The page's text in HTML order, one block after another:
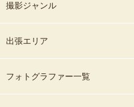
撮影ジャンル
出張エリア
フォトグラファー一覧